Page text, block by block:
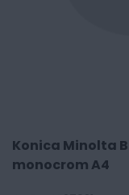
Konica Minolta
monocrom A4